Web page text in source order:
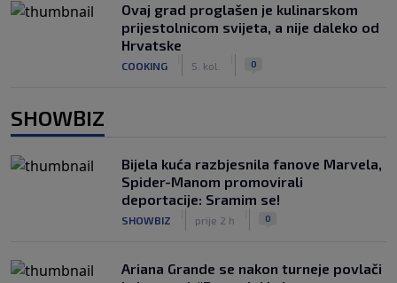
Ovaj grad proglašen je kulinarskom
prijestolnicom svijeta, a nije daleko od
Hrvatske
COOKING 5. kol. 0
SHOWBIZ
Bijela kuća razbjesnila fanove Marvela,
Spider-Manom promovirali
deportacije: Sramim se!
SHOWBIZ prije 2 h 0
Ariana Grande se nakon turneje povlači